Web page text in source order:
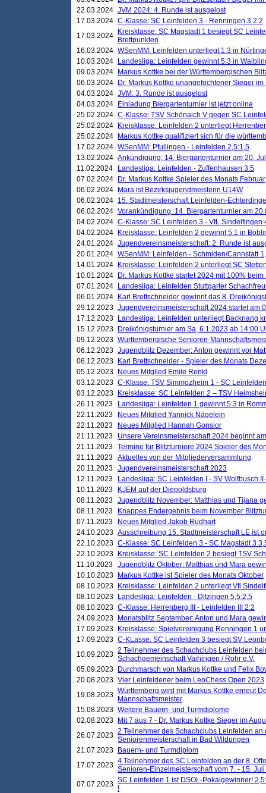
22.03.2024 JVM 2024: 4. Runde ist ausgelost
17.03.2024 C-Klasse: SC Leinfelden 3 - Renningen 3 2:2
17.03.2024
Kreisklasse: SC Magstadt 1 besiegt SC
Brettpunkten
16.03.2024 WSenMM: Leinfelden unterliegt 1:3 in
10.03.2024
Landesliga: Leinfelden gewinnt 5:3 in
09.03.2024
Markus Kottke bei der Württembergischen
06.03.2024
Dr. Markus Kottke unangefochtener Sieger
04.03.2024 JVM: 3. Runde ist ausgelost
04.03.2024
Einladung Biergartenturnier ist jetzt online
25.02.2024 C-Klasse: TSV Schönaich V gegen SC
25.02.2024
Kreisklasse: Leinfelden 2 unterliegt
25.02.2024
Markus Kottke qualifiziert sich für die
17.02.2024 WSenMM: Pfullingen - Leinfelden 2,5:1,5
13.02.2024 Ankündigung: 14. Biergartenturnier am 20.
11.02.2024
Landesliga: Leinfelden - Zuffenhausen 3:5
07.02.2024
Dr. Markus Kottke Spieler des Monats Februar
06.02.2024
Mara ist Bezirksjugendmeisterin U14W
06.02.2024 15. Stadtmeisterschaft Leinfelden-
06.02.2024 Vorankündigung: 14. Biergartenturnier am
04.02.2024 C-Klasse: SC Leinfelden 3 - VfL Sindelfingen
04.02.2024
Kreisklasse: Leinfelden 2 gewinnt 5:1 in
24.01.2024 Jugendvereinsmeisterschaft: 2. Runde ist
20.01.2024 WSenMM: Leinfelden - Schmiden/Cannstatt
14.01.2024
Kreisklasse: Leinfelden 2 unterliegt SC
10.01.2024
Dr. Markus Kottke startet 2024 mit 100%
07.01.2024
Landesliga: Leinfelden Stuttgarter
06.01.2024
Karl Brettschneider gewinnt das 8.
29.12.2023 Jugendvereinsmeisterschaft 2024 startet am
17.12.2023
Landesliga: Leinfelden unterliegt Backnang
15.12.2023
Dreikönigsturnier am Sa, 6.1.2023 ab 14:00
09.12.2023 Württembergische Senioren-
06.12.2023 Jugendblitz Dezember: Anton gewinnt vor
06.12.2023
Karl Brettschneider - Spieler des Monats
05.12.2023
Neues Mitglied Emile Renkl
03.12.2023 C-Klasse: TSV Simmozheim 1 - SC
03.12.2023
Kreisklasse: SC Leinfelden 2 – TSV
26.11.2023
Landesliga: Leinfelden 1 gewinnt 5:3 in
22.11.2023
Neues Mitglied Yannick Nägelein
22.11.2023
Neues Mitglied Hannah Gonsior
21.11.2023
Unsere Vereinsmeisterschaft 2024 beginnt
21.11.2023 Termine für Blitzturniere 2024 Spieler des
21.11.2023 Aktuelles von der Mitgliederversammlung
20.11.2023 Jugendvereinsmeisterschaft 2023
12.11.2023
Landesliga: SC Leinfelden I - SV Wolfbusch II
10.11.2023
KJEM auf der Diepoldsburg
08.11.2023 Jugendblitz November: Matthias und Tijana
08.11.2023
Knappes Endergebnis beim November
07.11.2023
Neues Mitglied Jakob Rudhart
24.10.2023 Ausschreibung 15. Stadtmeisterschaft LE ist
22.10.2023 C-Klasse: SC Leinfelden 3 - SC Magstadt 3
22.10.2023
Kreisklasse: SC Leinfelden 2 besiegt TSV
11.10.2023 Jugendblitz Oktober: Matthias und Mara
10.10.2023
Markus Kottke ist Spieler des Monats Oktober
08.10.2023
Kreisklasse: Leinfelden 2 unterliegt Vfl
08.10.2023
Landesliga: Leinfelden - Ditzingen 5,5:2,5
08.10.2023 C-Klasse: Herrenberg III - Leinfelden III 2:2
24.09.2023
Monatsblitz September: Anton und Mara
17.09.2023
Kreisklasse: Spielvereinigung Renningen 1
17.09.2023 C-KLasse: SC Leinfelden 3 besiegt SV
10.09.2023 2 Teilnehmer des Schachclubs Leinfelden
Schachgemeinschaft Vaihingen / Rohr e.V.
05.09.2023
Durchmarsch von Markus Kottke und Felix
20.08.2023 Vier Leinfeldener beim LeoChess Open 2023
19.08.2023 Württemberg wird mit Markus Kottke erneut
Mannschaftsmeister
15.08.2023 Weitere Bauern- und Turmdiplome
02.08.2023
Mit 7 aus 7 - Dr. Markus Kottke Sieger im
26.07.2023 2 Teilnehmer des Schachclubs Leinfelden an
Seniorenmeisterschaft in Bad Wildungen
21.07.2023
Bauern- und Turmdiplom
17.07.2023 4 Teilnehmer des SC Leinfelden an der 8.
Senioren-Einzelmeisterschaft vom 7. - 15.
07.07.2023 SC Leinfelden 1 ist DSOL-Pokalgewinner!
!